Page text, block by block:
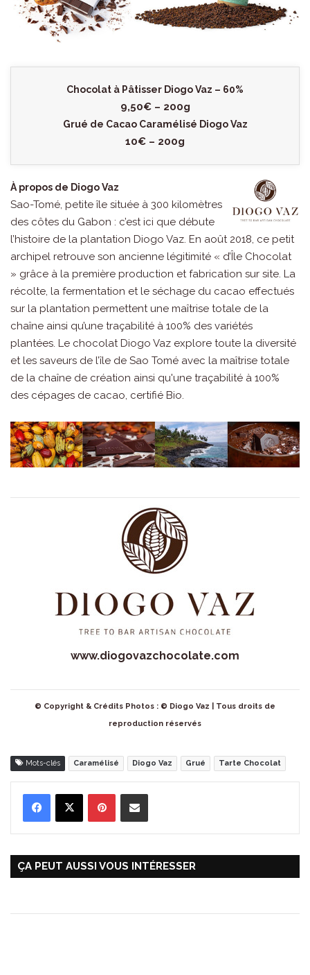
Chocolat à Pâtisser Diogo Vaz – 60%
9,50€ – 200g
Grué de Cacao Caramélisé Diogo Vaz
10€ – 200g
À propos de Diogo Vaz
Sao-Tomé, petite île située à 300 kilomètres
des côtes du Gabon : c’est ici que débute
l’histoire de la plantation Diogo Vaz. En août 2018, ce petit
archipel retrouve son ancienne légitimité « d’Île Chocolat
» grâce à la première production et fabrication sur site. La
récolte, la fermentation et le séchage du cacao effectués
sur la plantation permettent une maîtrise totale de la
chaîne ainsi qu’une traçabilité à 100% des variétés
plantées. Le chocolat Diogo Vaz explore toute la diversité
et les saveurs de l’île de Sao Tomé avec la maîtrise totale
de la chaîne de création ainsi qu'une traçabilité à 100%
des cépages de cacao, certifié Bio.
www.diogovazchocolate.com
© Copyright & Crédits Photos : © Diogo Vaz | Tous droits de
reproduction réservés
Mots-clés Caramélisé Diogo Vaz Grué Tarte Chocolat
ÇA PEUT AUSSI VOUS INTÉRESSER